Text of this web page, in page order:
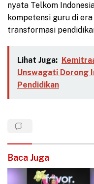
nyata Telkom
kompetensi guru di
transformasi
Lihat Juga:
Unswagati Dorong
Pendidikan
Baca Juga